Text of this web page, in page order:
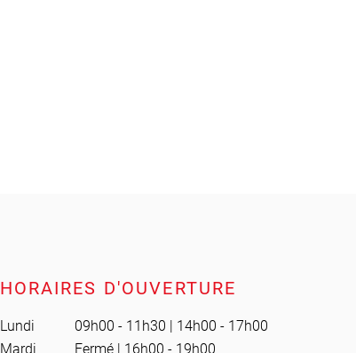
HORAIRES D'OUVERTURE
Lundi
09h00 - 11h30 | 14h00 - 17h00
Mardi
Fermé | 16h00 - 19h00